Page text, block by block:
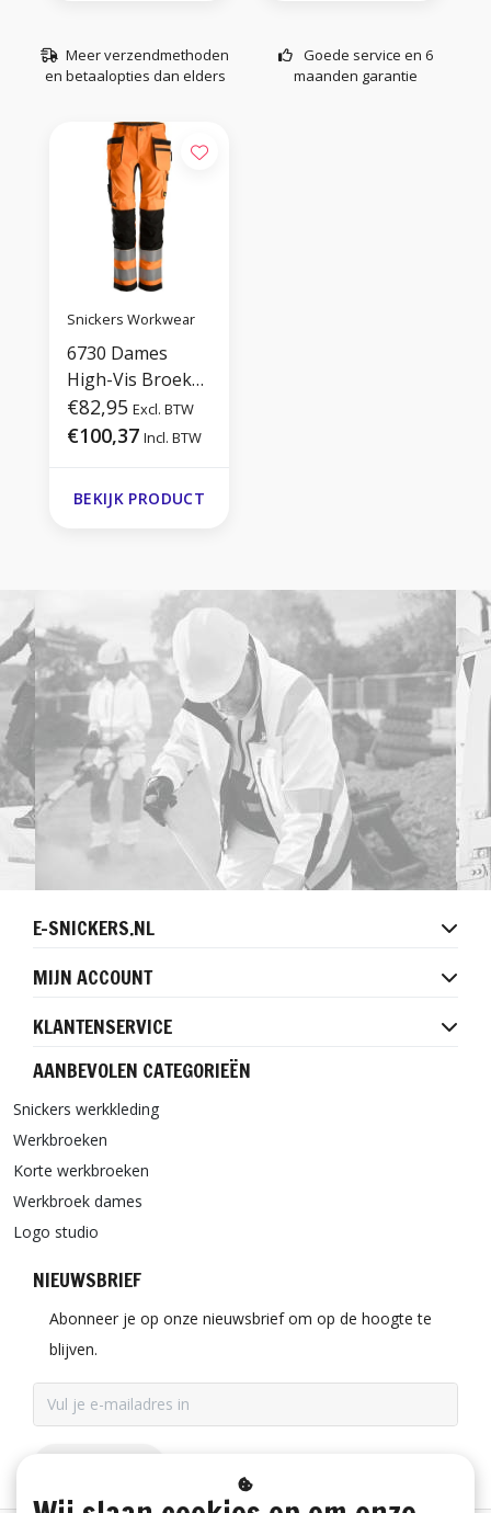
Meer verzendmethoden
en betaalopties dan elders
Goede service en 6
maanden garantie
Snickers Workwear
6730 Dames
High-Vis Broek+
met
Holsterzakken
€82,95 Excl. BTW
€100,37 Incl. BTW
BEKIJK PRODUCT
E-SNICKERS.NL
MIJN ACCOUNT
KLANTENSERVICE
AANBEVOLEN CATEGORIEËN
Snickers werkkleding
Werkbroeken
Korte werkbroeken
Werkbroek dames
Logo studio
NIEUWSBRIEF
Abonneer je op onze nieuwsbrief om op de hoogte te
blijven.